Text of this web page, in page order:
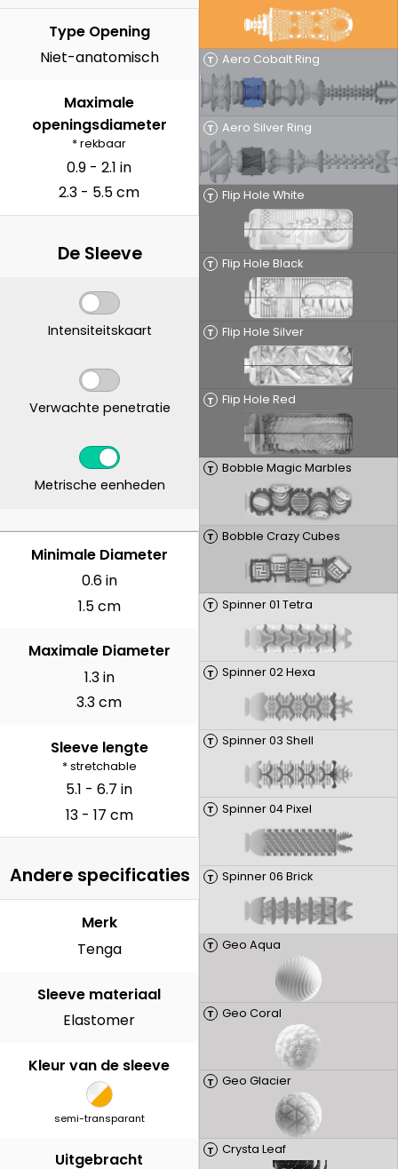
T Aero Cobalt Ring
T Aero Silver Ring
T Flip Hole White
T Flip Hole Black
T Flip Hole Silver
T Flip Hole Red
T Bobble Magic Marbles
T Bobble Crazy Cubes
T Spinner 01 Tetra
T Spinner 02 Hexa
T Spinner 03 Shell
T Spinner 04 Pixel
T Spinner 06 Brick
T Geo Aqua
T Geo Coral
T Geo Glacier
T Crysta Leaf
Type Opening
Niet-anatomisch
Maximale
openingsdiameter
* rekbaar
0.9 - 2.1 in
2.3 - 5.5 cm
De Sleeve
Intensiteitskaart
Verwachte penetratie
Metrische eenheden
CENTIMETER
Minimale Diameter
0.6 in
1.5 cm
Maximale Diameter
1.3 in
3.3 cm
Sleeve lengte
* stretchable
5.1 - 6.7 in
13 - 17 cm
Andere specificaties
Merk
Tenga
Sleeve materiaal
Elastomer
Kleur van de sleeve
semi-transparant
Uitgebracht